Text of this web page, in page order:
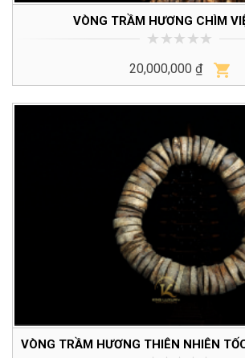
VÒNG TRẦM HƯƠNG CHÌM
trên
20,000,000 ₫
VÒNG TRẦM HƯƠNG THIÊN NHIÊN